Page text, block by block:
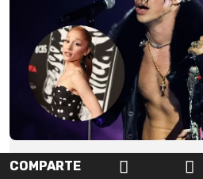
COMPARTE